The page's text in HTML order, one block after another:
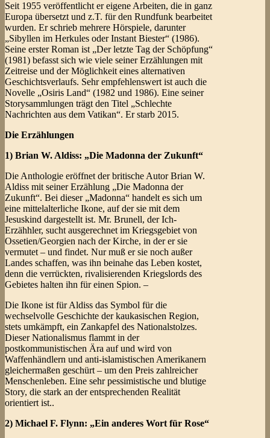
Seit 1955 veröffentlicht er eigene Arbeiten, die in ganz
Europa übersetzt und z.T. für den Rundfunk bearbeitet
wurden. Er schrieb mehrere Hörspiele, darunter
„Sibyllen im Herkules oder Instant Biester“ (1986).
Seine erster Roman ist „Der letzte Tag der Schöpfung“
(1981) befasst sich wie viele seiner Erzählungen mit
Zeitreise und der Möglichkeit eines alternativen
Geschichtsverlaufs. Sehr empfehlenswert ist auch die
Novelle „Osiris Land“ (1982 und 1986). Eine seiner
Storysammlungen trägt den Titel „Schlechte
Nachrichten aus dem Vatikan“. Er starb 2015.
Die Erzählungen
1) Brian W. Aldiss: „Die Madonna der Zukunft“
Die Anthologie eröffnet der britische Autor Brian W.
Aldiss mit seiner Erzählung „Die Madonna der
Zukunft“. Bei dieser „Madonna“ handelt es sich um
eine mittelalterliche Ikone, auf der sie mit dem
Jesuskind dargestellt ist. Mr. Brunell, der Ich-
Erzähhler, sucht ausgerechnet im Kriegsgebiet von
Ossetien/Georgien nach der Kirche, in der er sie
vermutet – und findet. Nur muß er sie noch außer
Landes schaffen, was ihn beinahe das Leben kostet,
denn die verrückten, rivalisierenden Kriegslords des
Gebietes halten ihn für einen Spion. –
Die Ikone ist für Aldiss das Symbol für die
wechselvolle Geschichte der kaukasischen Region,
stets umkämpft, ein Zankapfel des Nationalstolzes.
Dieser Nationalismus flammt in der
postkommunistischen Ära auf und wird von
Waffenhändlern und anti-islamistischen Amerikanern
gleichermaßen geschürt – um den Preis zahlreicher
Menschenleben. Eine sehr pessimistische und blutige
Story, die stark an der entsprechenden Realität
orientiert ist..
2) Michael F. Flynn: „Ein anderes Wort für Rose“